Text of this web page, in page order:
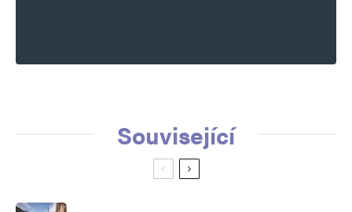
Související